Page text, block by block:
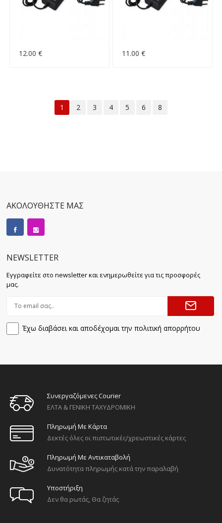
12.00 € 11.00 €
1 2 3 4 5 6 8
ΑΚΟΛΟΥΘΗΣΤΕ ΜΑΣ
NEWSLETTER
Εγγραφείτε στο newsletter και ενημερωθείτε για τις προσφορές
μας.
Έχω διαβάσει και αποδέχομαι την πολιτική απορρήτου
Συνεργαζόμενες Courier
ΕΛΤΑ & ΓΕΝΙΚΗ ΤΑΧΥΔΡΟΜΙΚΗ
Πληρωμή Με Κάρτα
Δεκτές όλες οι πιστωτικές/χρεωστικές κάρτες
Πληρωμή Με Αντικαταβολή
Δυνατότητα πληρωμής κατά την παραλαβή
Υποστήριξη
Δεν θα ρωτάς, Θα ζητάς